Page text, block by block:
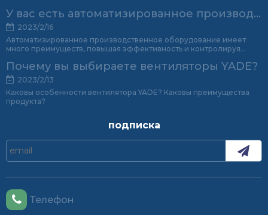
У вас есть автоматизированное производственное оборудование?
2023/2/16
Автоматизированное производственное оборудование имеет
много преимуществ, повышая эффективность и контролируя
Почему вы выбираете вентиляторы YADE?
2023/2/13
Каковы особенности вентилятора YADE? Каковы преимущества
продукта?
подписка
Телефон